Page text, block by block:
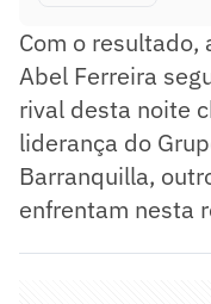
Com o
Abel Ferreira
rival desta noite
liderança do
Barranquilla,
enfrentam nesta